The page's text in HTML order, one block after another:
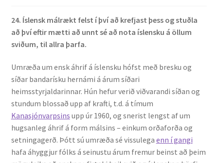
24. Íslensk málrækt felst í því að krefjast þess og stuðla
að því eftir mætti að unnt sé að nota íslensku á öllum
sviðum, til allra þarfa.
Umræða um ensk áhrif á íslensku hófst með bresku og
síðar bandarísku hernámi á árum síðari
heimsstyrjaldarinnar. Hún hefur verið viðvarandi síðan og
stundum blossað upp af krafti, t.d. á tímum
Kanasjónvarpsins upp úr 1960, og snerist lengst af um
hugsanleg áhrif á form málsins – einkum orðaforða og
setningagerð. Þótt sú umræða sé vissulega enn í gangi
hafa áhyggjur fólks á seinustu árum fremur beinst að þeim